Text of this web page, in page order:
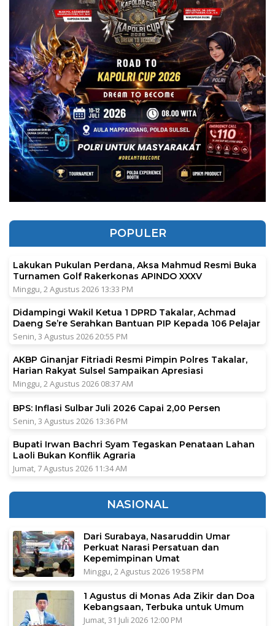
POPULER
Lakukan Pukulan Perdana, Aksa Mahmud Resmi Buka
Turnamen Golf Rakerkonas APINDO XXXV
Minggu, 2 Agustus 2026 13:33 PM
Didampingi Wakil Ketua 1 DPRD Takalar, Achmad
Daeng Se’re Serahkan Bantuan PIP Kepada 106 Pelajar
Senin, 3 Agustus 2026 20:55 PM
AKBP Ginanjar Fitriadi Resmi Pimpin Polres Takalar,
Harian Rakyat Sulsel Sampaikan Apresiasi
Minggu, 2 Agustus 2026 08:37 AM
BPS: Inflasi Sulbar Juli 2026 Capai 2,00 Persen
Senin, 3 Agustus 2026 13:36 PM
Bupati Irwan Bachri Syam Tegaskan Penataan Lahan
Laoli Bukan Konflik Agraria
Jumat, 7 Agustus 2026 11:34 AM
NASIONAL
Dari Surabaya, Nasaruddin Umar
Perkuat Narasi Persatuan dan
Kepemimpinan Umat
Minggu, 2 Agustus 2026 19:58 PM
1 Agustus di Monas Ada Zikir dan Doa
Kebangsaan, Terbuka untuk Umum
Jumat, 31 Juli 2026 12:00 PM